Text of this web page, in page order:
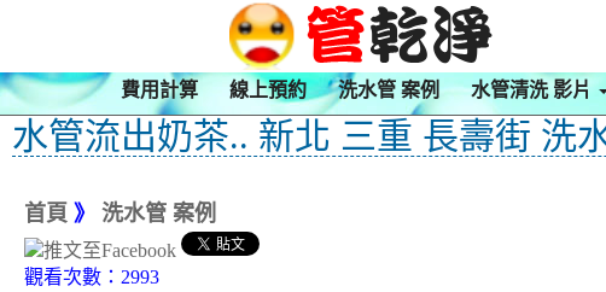
費用計算 線上預約 洗水管 案例 水管清洗 影片
水管流出奶茶.. 新北 三重 長壽街 洗
首頁 》 洗水管 案例
觀看次數：2993